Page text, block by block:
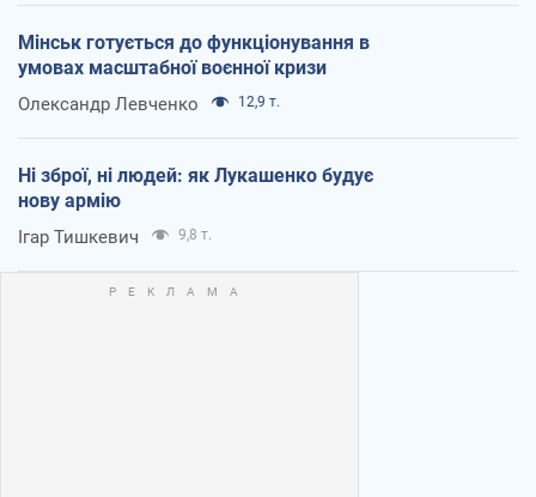
Мінськ готується до функціонування в
умовах масштабної воєнної кризи
Олександр Левченко 12,9 т.
Ні зброї, ні людей: як Лукашенко будує
нову армію
Ігар Тишкевич 9,8 т.